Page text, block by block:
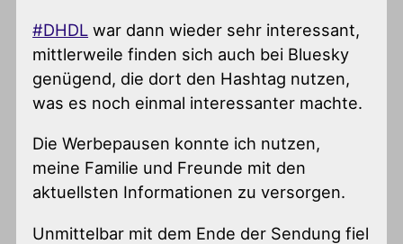
#DHDL war dann wieder sehr interessant,
mittlerweile finden sich auch bei Bluesky
genügend, die dort den Hashtag nutzen,
was es noch einmal interessanter machte.
Die Werbepausen konnte ich nutzen,
meine Familie und Freunde mit den
aktuellsten Informationen zu versorgen.
Unmittelbar mit dem Ende der Sendung fiel